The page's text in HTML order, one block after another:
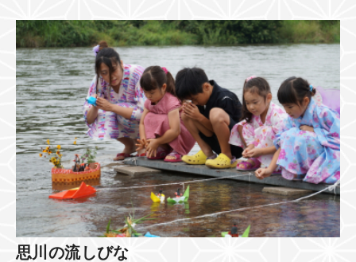
思川の流しびな